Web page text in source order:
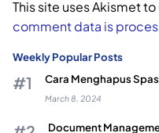
This site uses Akismet
comment data is
Weekly Popular Posts
Cara Menghapus
March 8, 2024
Document